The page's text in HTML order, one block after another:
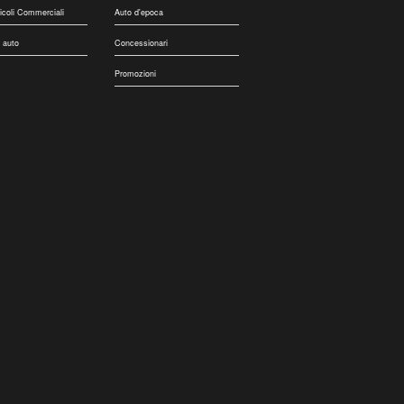
Commerciali
auto
Auto d'epoca
Concessionari
Promozioni